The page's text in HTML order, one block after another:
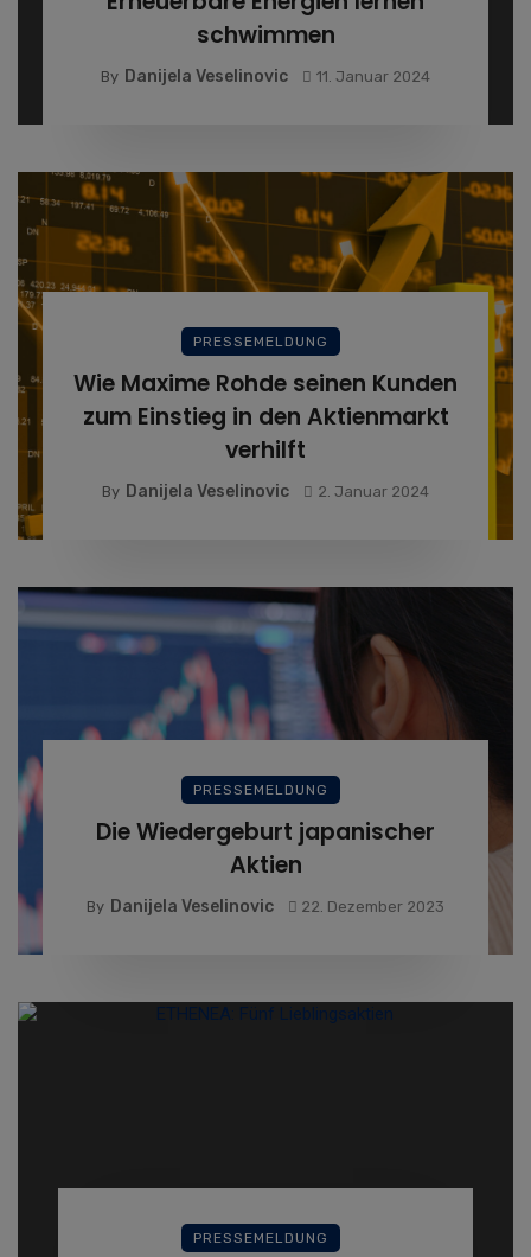
schwimmen
By Danijela Veselinovic 11. Januar 2024
PRESSEMELDUNG
Wie Maxime Rohde seinen Kunden
zum Einstieg in den Aktienmarkt
verhilft
By Danijela Veselinovic 2. Januar 2024
PRESSEMELDUNG
Die Wiedergeburt japanischer
Aktien
By Danijela Veselinovic 22. Dezember 2023
PRESSEMELDUNG